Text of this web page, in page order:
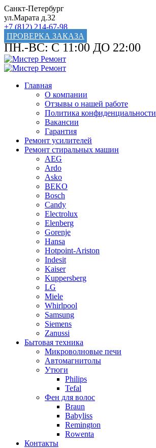
Санкт-Петербург
ул.Марата д.32
+7 (812) 214-67-98
ПРОВЕРКА ЗАКАЗА
ПН.-ВС: С 11:00 ДО 22:00
Главная
О компании
Отзывы о нашей работе
Политика конфиденциальности
Вакансии
Гарантия
Ремонт усилителей
Ремонт стиральных машин
AEG
Ardo
Asko
BEKO
Bosch
Candy
Electrolux
Elenberg
Gorenje
Hansa
Hotpoint-Ariston
Indesit
Kaiser
Kuppersberg
LG
Miele
Whirlpool
Samsung
Siemens
Zanussi
Бытовая техника
Микроволновые печи
Автомагнитолы
Утюги
Philips
Tefal
Фен для волос
Braun
Babyliss
Remington
Rowenta
Контакты